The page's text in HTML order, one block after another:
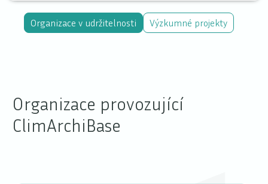
Organizace v udržitelnosti Výzkumné projekty
Organizace provozující
ClimArchiBase